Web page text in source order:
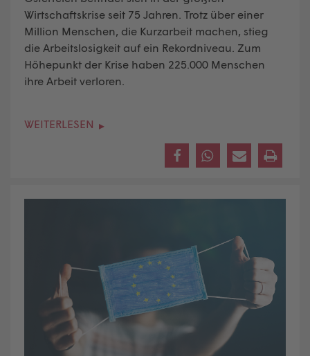
Wirtschaftskrise seit 75 Jahren. Trotz über einer
Million Menschen, die Kurzarbeit machen, stieg
die Arbeitslosigkeit auf ein Rekordniveau. Zum
Höhepunkt der Krise haben 225.000 Menschen
ihre Arbeit verloren.
WEITERLESEN